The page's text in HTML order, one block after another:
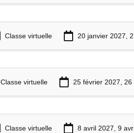
Classe virtuelle 20 janvier 2027,
Classe virtuelle 25 février 2027, 26
Classe virtuelle 8 avril 2027, 9